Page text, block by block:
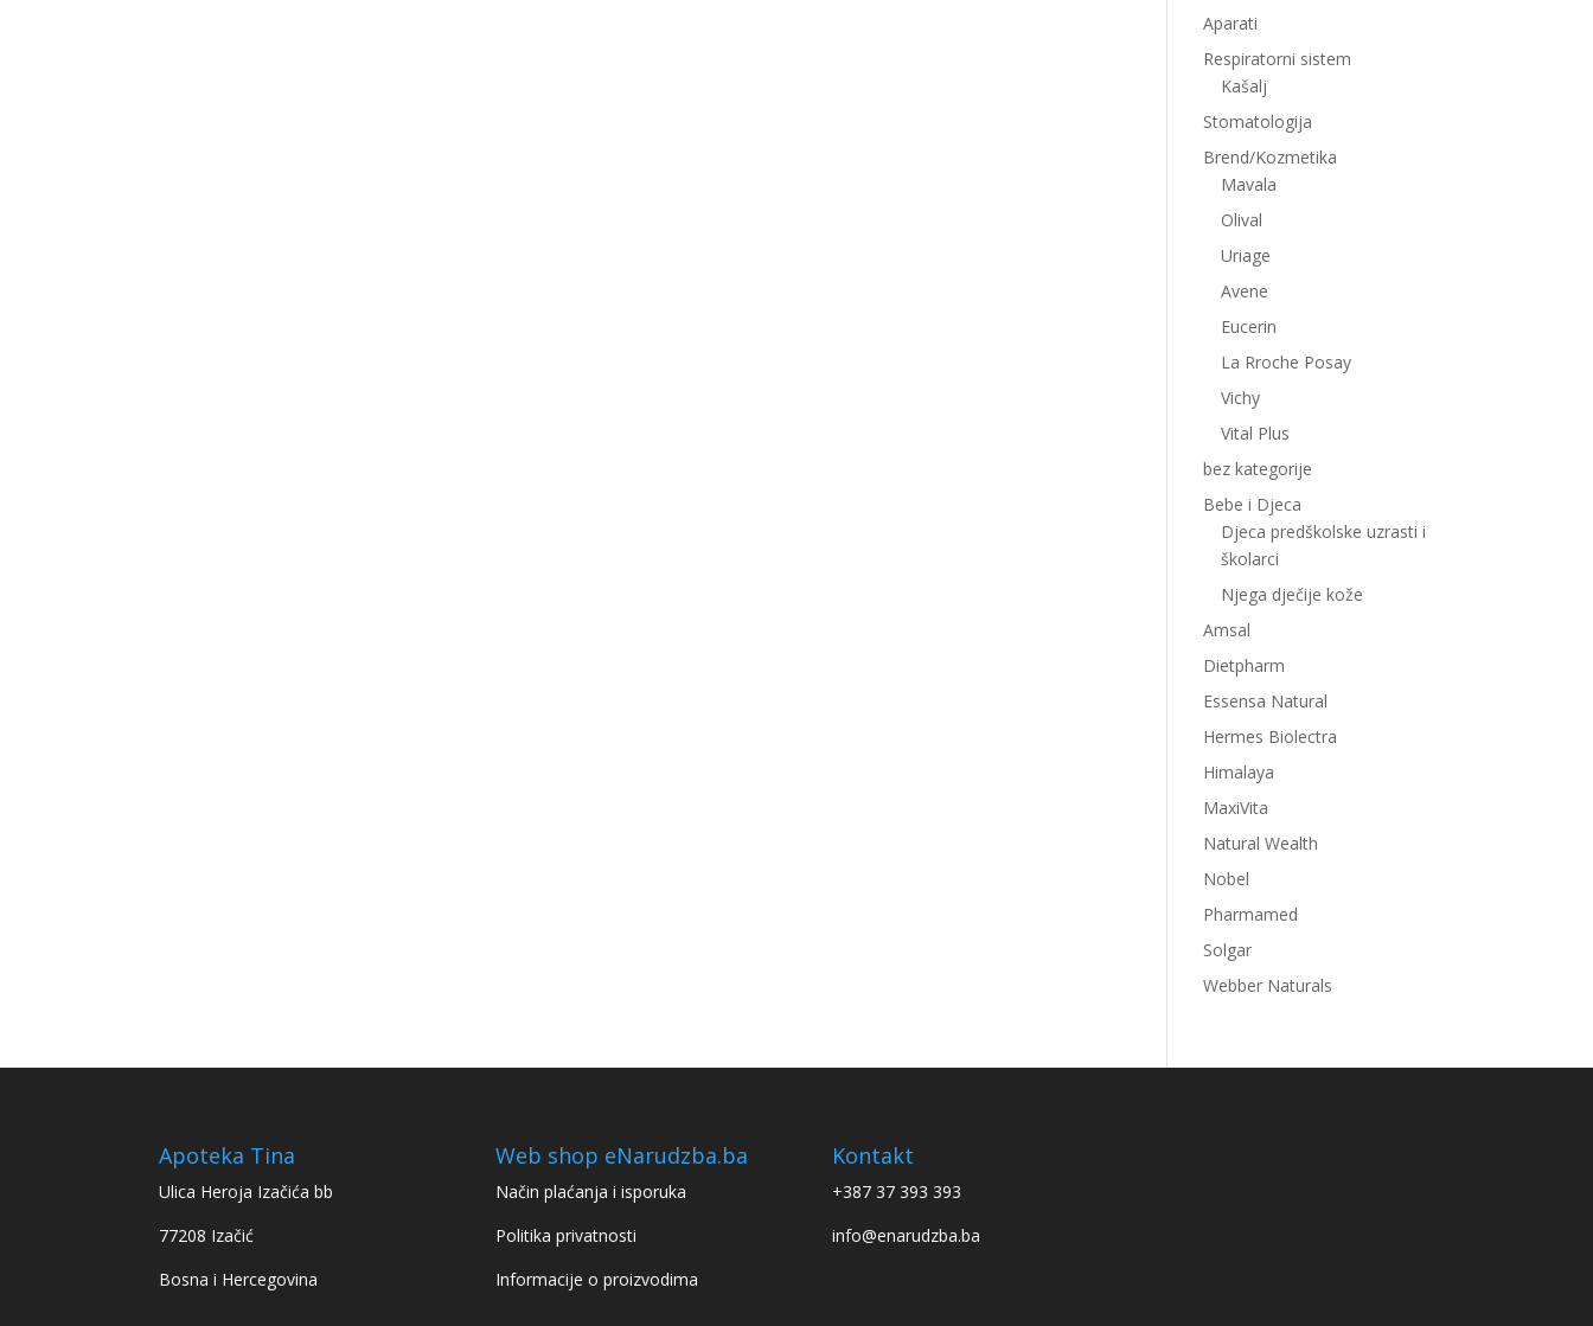
Aparati
Respiratorni sistem
Kašalj
Stomatologija
Brend/Kozmetika
Mavala
Olival
Uriage
Avene
Eucerin
La Rroche Posay
Vichy
Vital Plus
bez kategorije
Bebe i Djeca
Djeca predškolske uzrasti i
školarci
Njega dječije kože
Amsal
Dietpharm
Essensa Natural
Hermes Biolectra
Himalaya
MaxiVita
Natural Wealth
Nobel
Pharmamed
Solgar
Webber Naturals
Apoteka Tina
Ulica Heroja Izačića bb
77208 Izačić
Bosna i Hercegovina
Web shop eNarudzba.ba
Način plaćanja i isporuka
Politika privatnosti
Informacije o proizvodima
Kontakt
+387 37 393 393
info@enarudzba.ba